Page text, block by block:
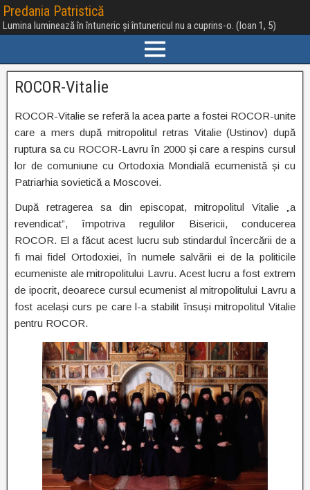
Predania Patristică
Lumina luminează în întuneric și întunericul nu a cuprins-o. (Ioan 1, 5)
ROCOR-Vitalie
ROCOR-Vitalie se referă la acea parte a fostei ROCOR-unite
care a mers după mitropolitul retras Vitalie (Ustinov) după
ruptura sa cu ROCOR-Lavru în 2000 și care a respins cursul
lor de comuniune cu Ortodoxia Mondială ecumenistă și cu
Patriarhia sovietică a Moscovei.
După retragerea sa din episcopat, mitropolitul Vitalie „a
revendicat”, împotriva regulilor Bisericii, conducerea
ROCOR. El a făcut acest lucru sub stindardul încercării de a
fi mai fidel Ortodoxiei, în numele salvării ei de la politicile
ecumeniste ale mitropolitului Lavru. Acest lucru a fost extrem
de ipocrit, deoarece cursul ecumenist al mitropolitului Lavru a
fost același curs pe care l-a stabilit însuși mitropolitul Vitalie
pentru ROCOR.